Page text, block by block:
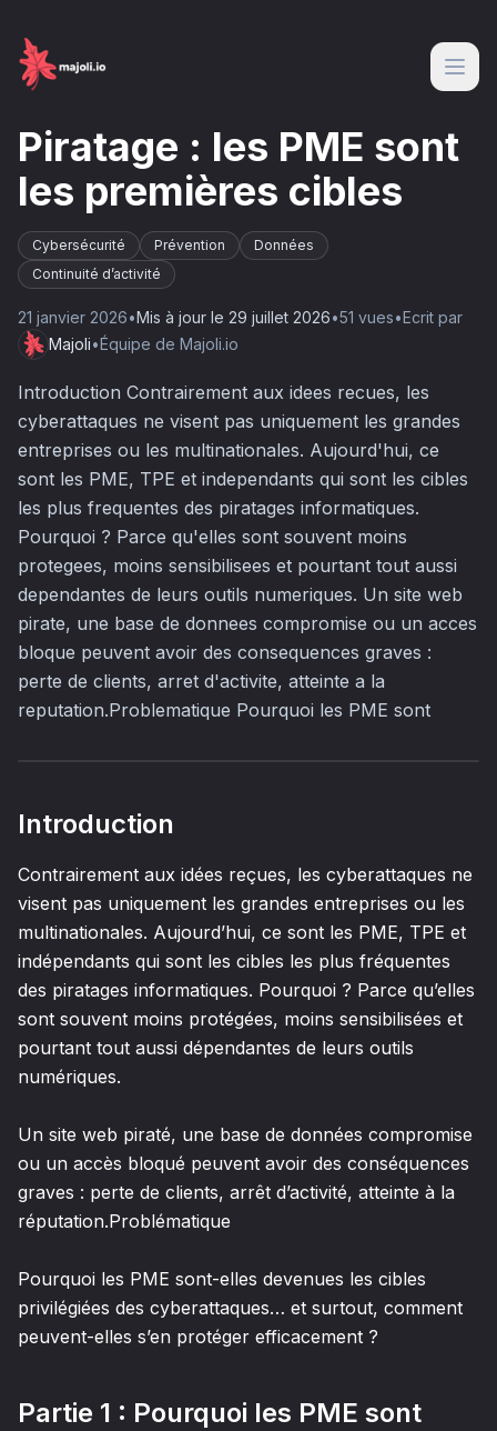
Piratage : les PME sont
les premières cibles
Cybersécurité Prévention
Données
Continuité d’activité
21 janvier 2026•Mis à jour le 29 juillet 2026•51 vues•Ecrit par
Majoli•Équipe de Majoli.io
Introduction Contrairement aux idees recues, les
cyberattaques ne visent pas uniquement les grandes
entreprises ou les multinationales. Aujourd'hui, ce
sont les PME, TPE et independants qui sont les cibles
les plus frequentes des piratages informatiques.
Pourquoi ? Parce qu'elles sont souvent moins
protegees, moins sensibilisees et pourtant tout aussi
dependantes de leurs outils numeriques. Un site web
pirate, une base de donnees compromise ou un acces
bloque peuvent avoir des consequences graves :
perte de clients, arret d'activite, atteinte a la
reputation.Problematique Pourquoi les PME sont
Introduction
Contrairement aux idées reçues, les cyberattaques ne
visent pas uniquement les grandes entreprises ou les
multinationales. Aujourd’hui, ce sont les PME, TPE et
indépendants qui sont les cibles les plus fréquentes
des piratages informatiques. Pourquoi ? Parce qu’elles
sont souvent moins protégées, moins sensibilisées et
pourtant tout aussi dépendantes de leurs outils
numériques.
Un site web piraté, une base de données compromise
ou un accès bloqué peuvent avoir des conséquences
graves : perte de clients, arrêt d’activité, atteinte à la
réputation.Problématique
Pourquoi les PME sont-elles devenues les cibles
privilégiées des cyberattaques… et surtout, comment
peuvent-elles s’en protéger efficacement ?
Partie 1 : Pourquoi les PME sont